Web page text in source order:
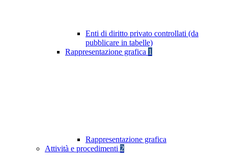
Enti di diritto privato controllati (da
pubblicare in tabelle)
Rappresentazione grafica 1
Rappresentazione grafica
Attività e procedimenti 2